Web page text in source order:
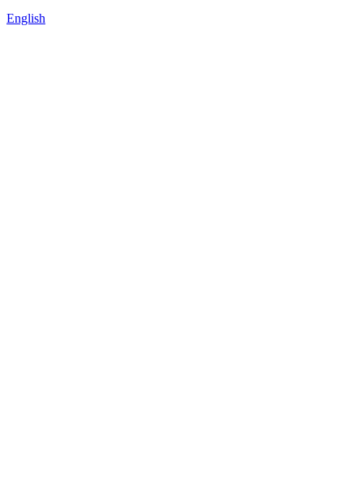
English